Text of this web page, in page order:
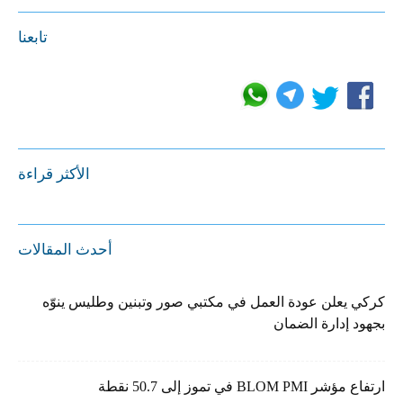
تابعنا
الأكثر قراءة
أحدث المقالات
كركي يعلن عودة العمل في مكتبي صور وتبنين وطليس ينوّه
بجهود إدارة الضمان
ارتفاع مؤشر BLOM PMI في تموز إلى 50.7 نقطة